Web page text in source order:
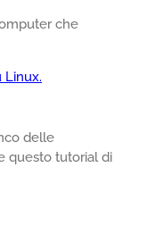
che
Linux.
delle
questo tutorial di